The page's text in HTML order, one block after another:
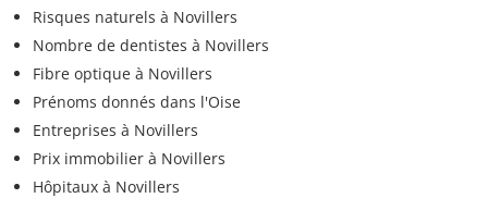
Risques naturels à Novillers
Nombre de dentistes à Novillers
Fibre optique à Novillers
Prénoms donnés dans l'Oise
Entreprises à Novillers
Prix immobilier à Novillers
Hôpitaux à Novillers